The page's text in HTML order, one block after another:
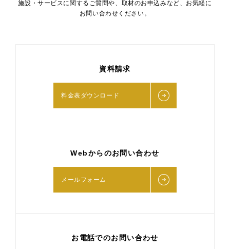
施設・サービスに関するご質問や、取材のお申込みなど、お気軽に
お問い合わせください。
資料請求
料金表ダウンロード
Webからのお問い合わせ
メールフォーム
お電話でのお問い合わせ